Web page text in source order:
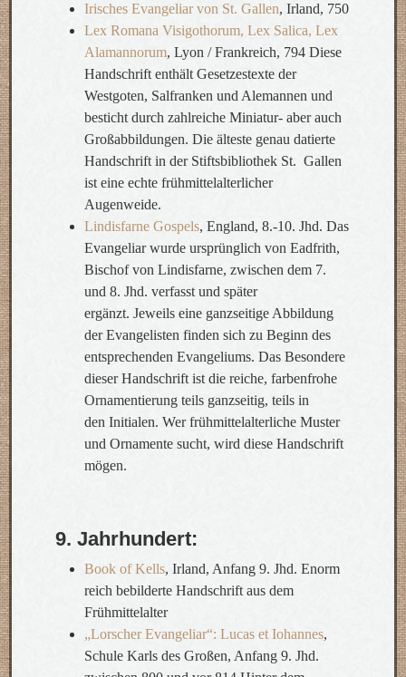
Irisches Evangeliar von St. Gallen, Irland, 750
Lex Romana Visigothorum, Lex Salica, Lex
Alamannorum, Lyon / Frankreich, 794 Diese
Handschrift enthält Gesetzestexte der
Westgoten, Salfranken und Alemannen und
besticht durch zahlreiche Miniatur- aber auch
Großabbildungen. Die älteste genau datierte
Handschrift in der Stiftsbibliothek St. Gallen
ist eine echte frühmittelalterlicher
Augenweide.
Lindisfarne Gospels, England, 8.-10. Jhd. Das
Evangeliar wurde ursprünglich von Eadfrith,
Bischof von Lindisfarne, zwischen dem 7.
und 8. Jhd. verfasst und später
ergänzt. Jeweils eine ganzseitige Abbildung
der Evangelisten finden sich zu Beginn des
entsprechenden Evangeliums. Das Besondere
dieser Handschrift ist die reiche, farbenfrohe
Ornamentierung teils ganzseitig, teils in
den Initialen. Wer frühmittelalterliche Muster
und Ornamente sucht, wird diese Handschrift
mögen.
9. Jahrhundert:
Book of Kells, Irland, Anfang 9. Jhd. Enorm
reich bebilderte Handschrift aus dem
Frühmittelalter
„Lorscher Evangeliar“: Lucas et Iohannes,
Schule Karls des Großen, Anfang 9. Jhd.